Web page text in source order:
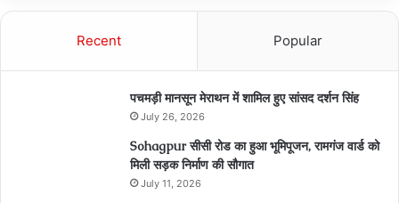
Recent Popular
पचमड़ी मानसून मेराथन में शामिल हुए सांसद दर्शन सिंह
July 26, 2026
Sohagpur सीसी रोड का हुआ भूमिपूजन, रामगंज वार्ड को
मिली सड़क निर्माण की सौगात
July 11, 2026